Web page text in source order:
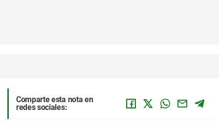
Comparte esta nota en
redes sociales: